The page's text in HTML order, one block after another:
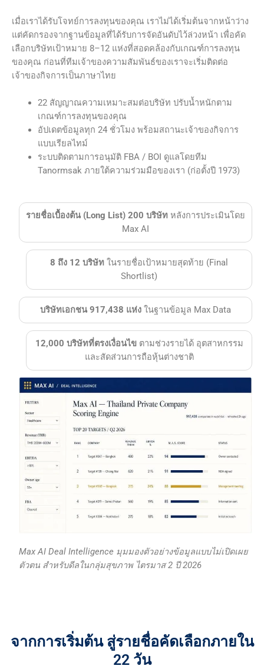
เมื่อเราได้รับโจทย์การลงทุนของคุณ เราไม่ได้เริ่มต้นจากหน้าว่าง
แต่คัดกรองจากฐานข้อมูลที่ได้รับการจัดอันดับไว้ล่วงหน้า เพื่อคัด
เลือกบริษัทเป้าหมาย 8–12 แห่งที่สอดคล้องกับเกณฑ์การลงทุน
ของคุณ ก่อนที่ทีมเจ้าของความสัมพันธ์ของเราจะเริ่มติดต่อ
เจ้าของกิจการเป็นภาษาไทย
22 สัญญาณความเหมาะสมต่อบริษัท ปรับน้ำหนักตาม
เกณฑ์การลงทุนของคุณ
อัปเดตข้อมูลทุก 24 ชั่วโมง พร้อมสถานะเจ้าของกิจการ
แบบเรียลไทม์
ระบบติดตามการอนุมัติ FBA / BOI ดูแลโดยทีม
Tanormsak ภายใต้ความร่วมมือของเรา (ก่อตั้งปี 1973)
รายชื่อเบื้องต้น (Long List) 200 บริษัท หลังการประเมินโดย
Max AI
8 ถึง 12 บริษัท ในรายชื่อเป้าหมายสุดท้าย (Final
Shortlist)
บริษัทเอกชน 917,438 แห่ง ในฐานข้อมูล Max Data
12,000 บริษัทที่ตรงเงื่อนไขตามช่วงรายได้ อุตสาหกรรม
และสัดส่วนการถือหุ้นต่างชาติ
Max AI Deal Intelligence มุมมองตัวอย่างข้อมูลแบบไม่เปิดเผย
ตัวตน สำหรับดีลในกลุ่มสุขภาพ ไตรมาส 2 ปี 2026
จากการเริ่มต้น สู่รายชื่อคัดเลือกภายใน
22 วัน